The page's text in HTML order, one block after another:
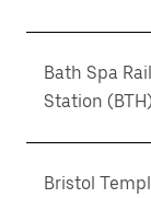
Bath Spa
Station (BTH)
Bristol